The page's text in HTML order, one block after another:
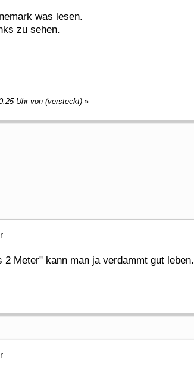
was lesen.
zu sehen.
Uhr von (versteckt) »
Meter" kann man ja verdammt gut leben.